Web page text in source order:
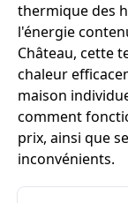
thermique des
l'énergie
Château, cette
chaleur
maison
comment
prix, ainsi que
inconvénients.